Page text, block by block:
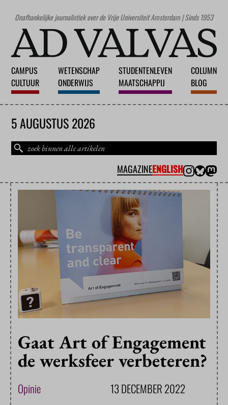
Onafhankelijke journalistiek over de Vrije Universiteit Amsterdam | Sinds 1953
CAMPUS
CULTUUR
WETENSCHAP
ONDERWIJS
STUDENTENLEVEN
MAATSCHAPPIJ
COLUMN
BLOG
5 AUGUSTUS 2026
MAGAZINEENGLISH
Gaat Art of Engagement
de werksfeer verbeteren?
Opinie 13 DECEMBER 2022